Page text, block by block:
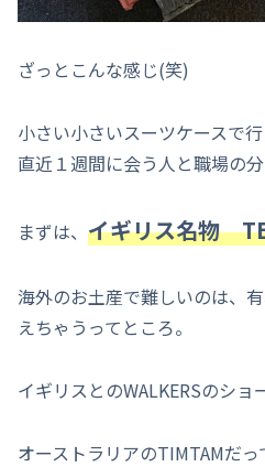
ざっとこんな感じ(笑)
小さい小さいスーツケースで
直近１週間に会う人と職場の分
まずは、 イギリス名物
海外のお土産で難しいのは、
えちゃうってところ。
イギリスとのWALKERSのショ
オーストラリアのTIMTAMだっ